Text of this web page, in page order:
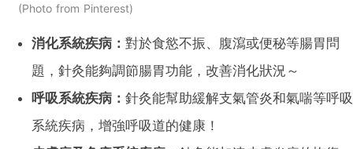
Photo from Pinterest
消化系統疾病： 對於食慾不振、腹瀉或便秘等腸胃問
題，針灸能夠調節腸胃功能，改善消化狀況～
呼吸系統疾病： 針灸能幫助緩解支氣管炎和氣喘等呼吸
系統疾病，增強呼吸道的健康！